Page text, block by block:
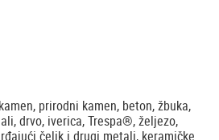
prirodni kamen, beton, žbuka,
drvo, iverica, Trespa®, željezo,
čelik i drugi metali, keramičke